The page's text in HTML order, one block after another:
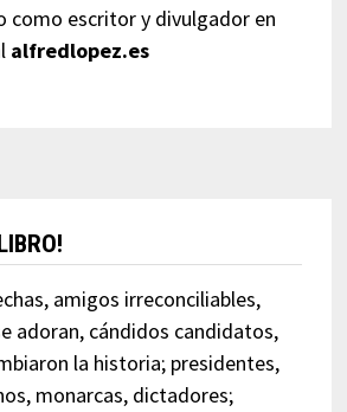
como escritor y divulgador en
alfredlopez.es
amigos irreconciliables,
adoran, cándidos candidatos,
la historia; presidentes,
monarcas, dictadores;